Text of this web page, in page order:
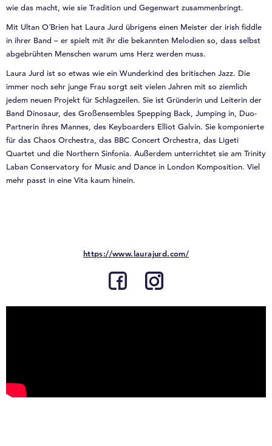
wie das macht, wie sie Tradition und Gegenwart zusammenbringt.
Mit Ultan O´Brien hat Laura Jurd übrigens einen Meister der irish fiddle
in ihrer Band – er spielt mit ihr die bekannten Melodien so, dass selbst
abgebrühten Menschen warum ums Herz werden muss.
Laura Jurd ist so etwas wie ein Wunderkind des britischen Jazz. Die
immer noch sehr junge Frau sorgt seit vielen Jahren mit so ziemlich
jedem neuen Projekt für Schlagzeilen. Sie ist Gründerin und Leiterin der
Band Dinosaur, des Großensembles Spepping Back, Jumping in, Duo-
Partnerin ihres Mannes, des Keyboarders Elliot Galvin. Sie komponierte
für das Chaos Orchestra, das BBC Concert Orchestra, das Ligeti
Quartet und die Northern Sinfonia. Außerdem unterrichtet sie am Trinity
Laban Conservatory for Music and Dance in London Komposition. Viel
mehr passt in eine Vita kaum hinein.
https://www.laurajurd.com/